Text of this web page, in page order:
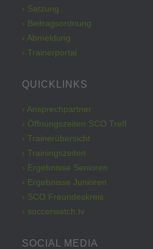
› Satzung
› Beitragsordnung
› Abmeldung
› Trainerportal
QUICKLINKS
› Ansprechpartner
› Öffnungszeiten SCO Treff
› Trainerübersicht
› Trainingszeiten
› Ergebnisse Senioren
› Ergebnisse Junioren
› SCO Freundeskreis
› soccerwatch.tv
SOCIAL MEDIA